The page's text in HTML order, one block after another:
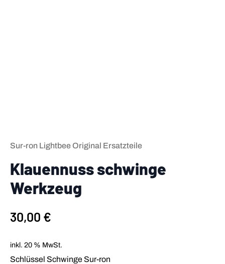
Sur-ron Lightbee Original Ersatzteile
Klauennuss schwinge
Werkzeug
30,00 €
inkl. 20 % MwSt.
Schlüssel Schwinge Sur-ron